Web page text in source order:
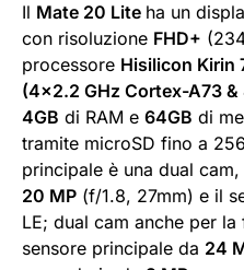
Il Mate 20 Lite ha un
con risoluzione FHD+
processore Hisilicon Kirin
(4×2.2 GHz Cortex-A73
4GB di RAM e 64GB di
tramite microSD fino a
principale è una dual
20 MP (f/1.8, 27mm) e il
LE; dual cam anche per
sensore principale da 24